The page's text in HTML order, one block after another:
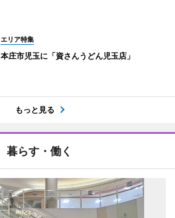
エリア特集
本庄市児玉に「資さんうどん児玉店」
もっと見る
暮らす・働く